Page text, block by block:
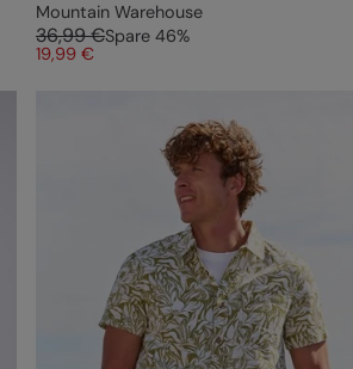
Mountain Warehouse
36,99 €Spare 46%
19,99 €